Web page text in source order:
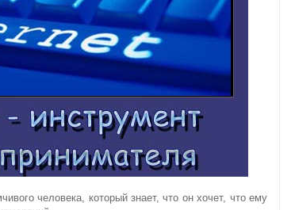
человека, который знает, что он хочет, что ему